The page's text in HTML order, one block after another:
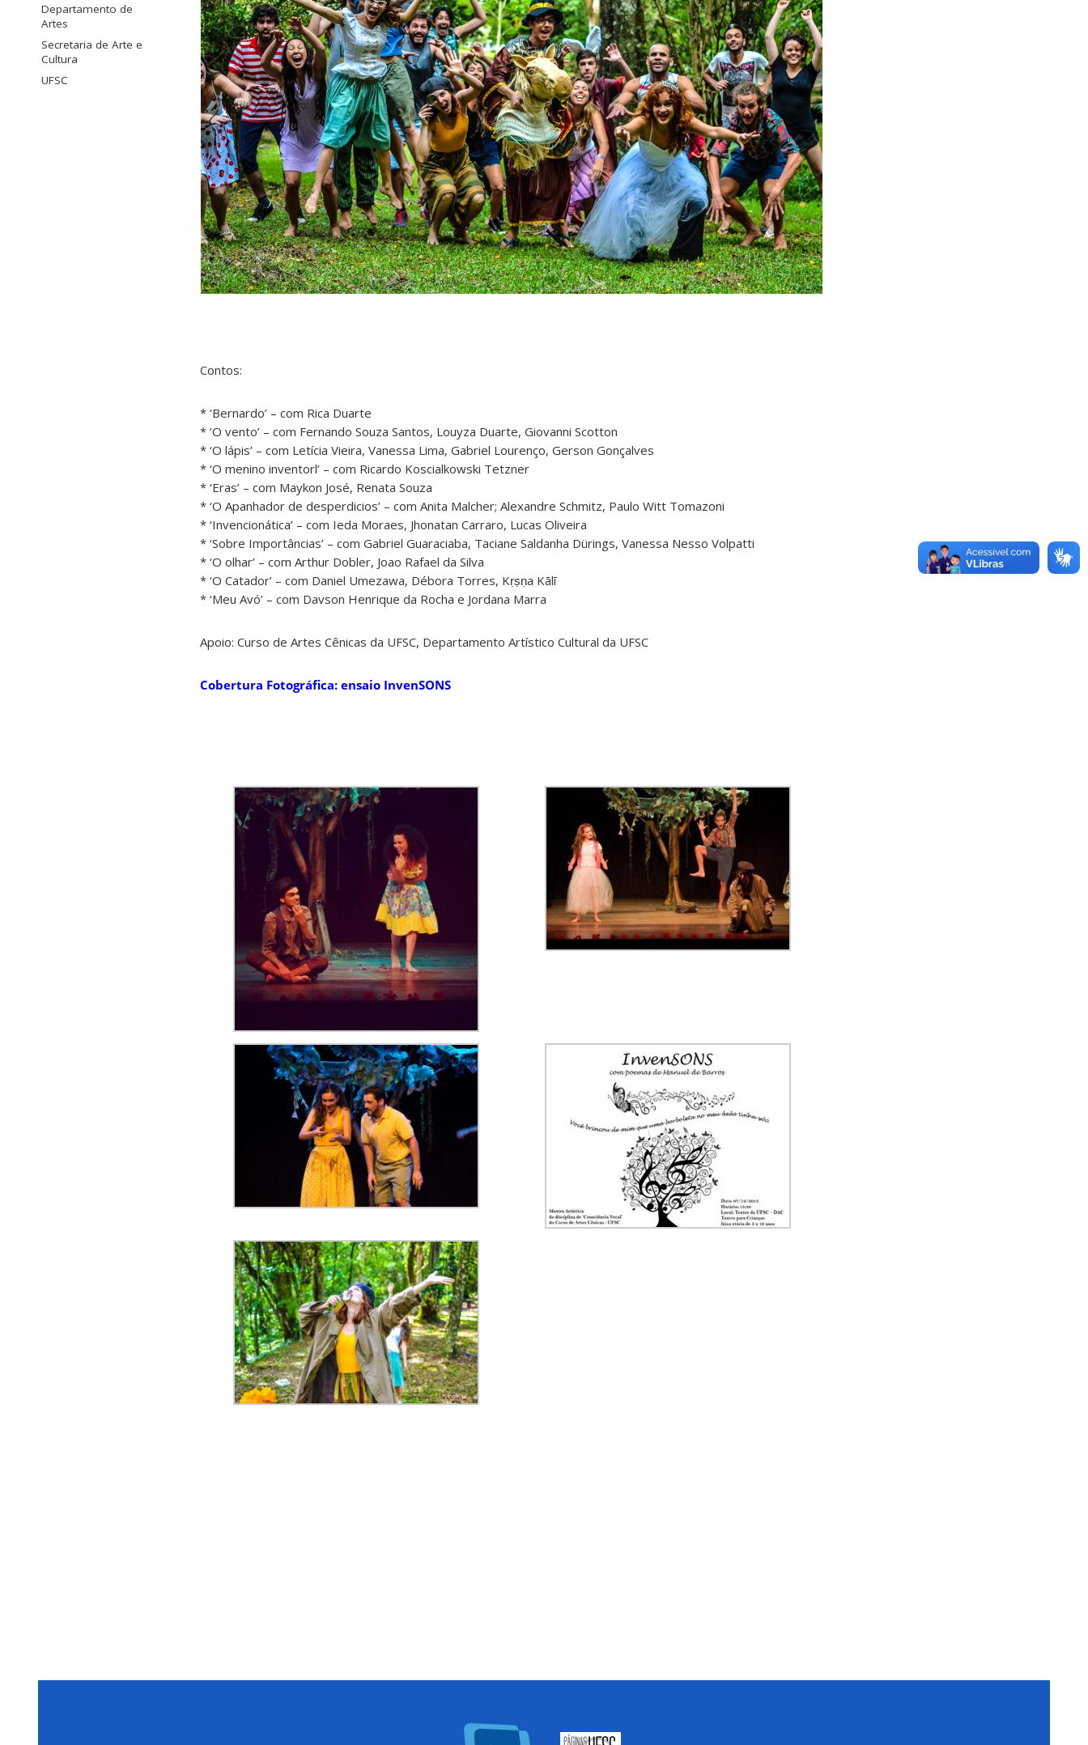
Departamento de
Artes
Secretaria de Arte e
Cultura
UFSC
Contos:
* ‘Bernardo’ – com Rica Duarte
* ‘O vento’ – com Fernando Souza Santos, Louyza Duarte, Giovanni Scotton
* ‘O lápis’ – com Letícia Vieira, Vanessa Lima, Gabriel Lourenço, Gerson Gonçalves
* ‘O menino inventorl’ – com Ricardo Koscialkowski Tetzner
* ‘Eras’ – com Maykon José, Renata Souza
* ‘O Apanhador de desperdicios’ – com Anita Malcher; Alexandre Schmitz, Paulo Witt Tomazoni
* ‘Invencionática’ – com Ieda Moraes, Jhonatan Carraro, Lucas Oliveira
* ‘Sobre Importâncias’ – com Gabriel Guaraciaba, Taciane Saldanha Dürings, Vanessa Nesso Volpatti
* ‘O olhar’ – com Arthur Dobler, Joao Rafael da Silva
* ‘O Catador’ – com Daniel Umezawa, Débora Torres, Kṛṣṇa Kālī
* ‘Meu Avó’ – com Davson Henrique da Rocha e Jordana Marra
Apoio: Curso de Artes Cênicas da UFSC, Departamento Artístico Cultural da UFSC
Cobertura Fotográfica: ensaio InvenSONS